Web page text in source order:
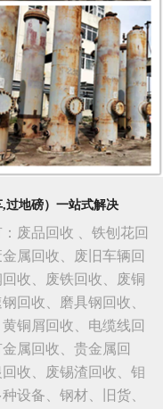
,过地磅）一站式解决
废品回收 、铁刨花回
属回收、废旧车辆回
收、废铁回收、废铜
回收、磨具钢回收、
铜屑回收、电缆线回
属回收、贵金属回
收、废锡渣回收、钼
设备、钢材、旧货、